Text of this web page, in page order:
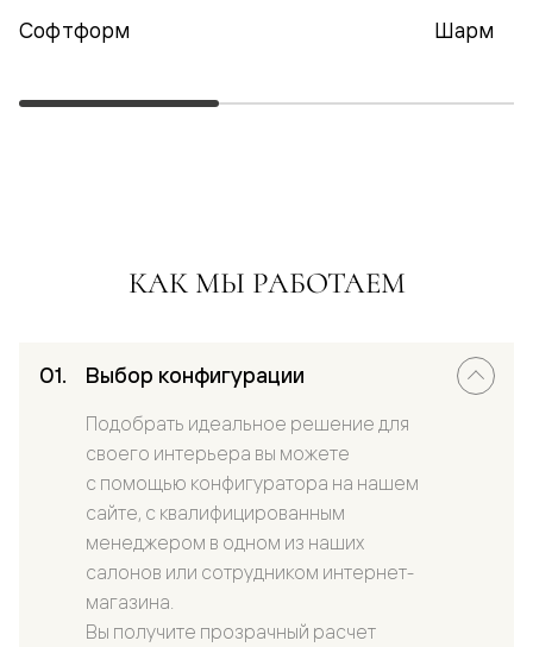
Софтформ Шарм
КАК МЫ РАБОТАЕМ
Выбор конфигурации
Подобрать идеальное решение для
своего интерьера вы можете
с помощью конфигуратора на нашем
сайте, с квалифицированным
менеджером в одном из наших
салонов или сотрудником интернет-
магазина.
Вы получите прозрачный расчет